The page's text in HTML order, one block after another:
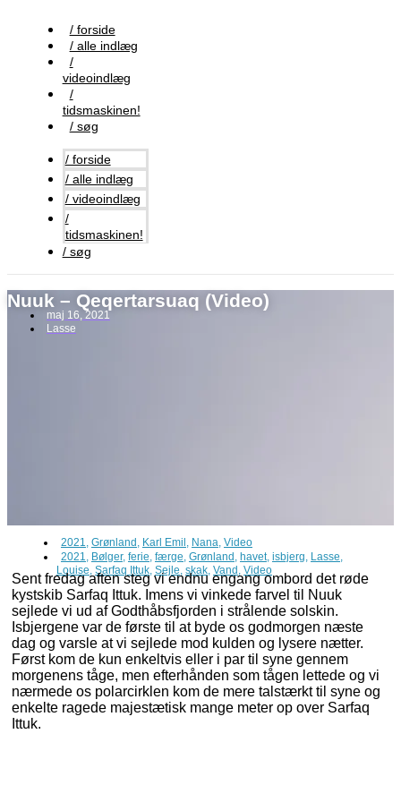
indhold
/ forside
/ alle indlæg
/
videoindlæg
/
tidsmaskinen!
/ søg
/ forside
/ alle indlæg
/ videoindlæg
/
tidsmaskinen!
/ søg
Nuuk – Qeqertarsuaq (Video)
maj 16, 2021
Lasse
2021, Grønland , Karl Emil , Nana, Video
2021, Bølger, ferie, færge, Grønland , havet, isbjerg, Lasse,
Louise, Sarfaq Ittuk, Sejle, skak, Vand , Video
Sent fredag aften steg vi endnu engang ombord det røde
kystskib Sarfaq Ittuk. Imens vi vinkede farvel til Nuuk
sejlede vi ud af Godthåbsfjorden i strålende solskin.
Isbjergene var de første til at byde os godmorgen næste
dag og varsle at vi sejlede mod kulden og lysere nætter.
Først kom de kun enkeltvis eller i par til syne gennem
morgenens tåge, men efterhånden som tågen lettede og vi
nærmede os polarcirklen kom de mere talstærkt til syne og
enkelte ragede majestætisk mange meter op over Sarfaq
Ittuk.